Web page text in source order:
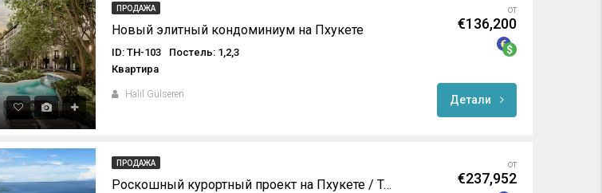
ПРОДАЖА
Новый элитный кондоминиум на Пхукете
ID: TH-103
Постель: 1,2,3
Квартира
Halil Gülseren
от
€136,200
Детали
ПРОДАЖА
Роскошный курортный проект на Пхукете / Таиланд
от
€237,952